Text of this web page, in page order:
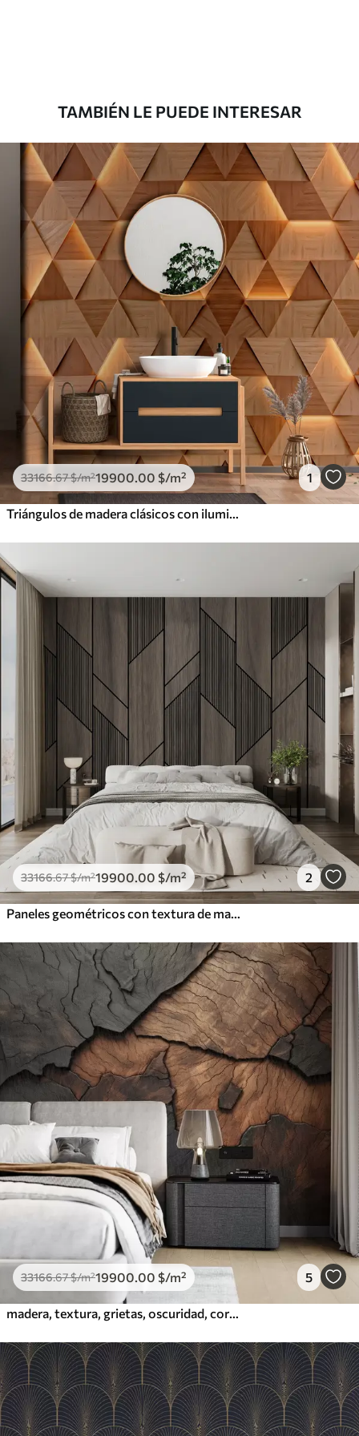
Vinilo Premium
43816.6726290.00$/m²
TAMBIÉN LE PUEDE INTERESAR
33166.67$/m²19900 .00 $/m² 1
33166.67$/m²19900 .00 $/m² 2
33166.67$/m²19900 .00 $/m² 5